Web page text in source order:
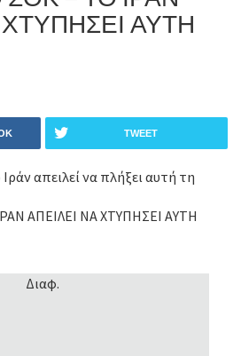
ΑΥΤΗ
TWEET
απειλεί να πλήξει αυτή τη
ΑΠΕΙΛΕΙ ΝΑ ΧΤΥΠΗΣΕΙ ΑΥΤΗ
Διαφ.